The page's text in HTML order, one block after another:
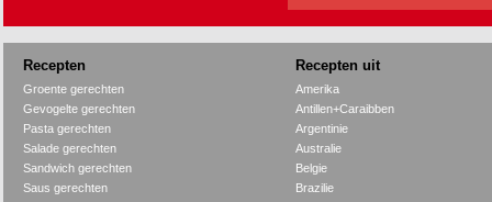
Recepten Recepten uit
Groente gerechten
Gevogelte gerechten
Pasta gerechten
Salade gerechten
Sandwich gerechten
Saus gerechten
Amerika
Antillen+Caraibben
Argentinie
Australie
Belgie
Brazilie